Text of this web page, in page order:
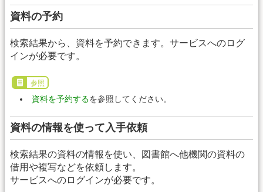
資料の予約
検索結果から、資料を予約できます。サービスへのログ
インが必要です。
参照
資料を予約するを参照してください。
資料の情報を使って入手依頼
検索結果の資料の情報を使い、図書館へ他機関の資料の
借用や複写などを依頼します。
サービスへのログインが必要です。